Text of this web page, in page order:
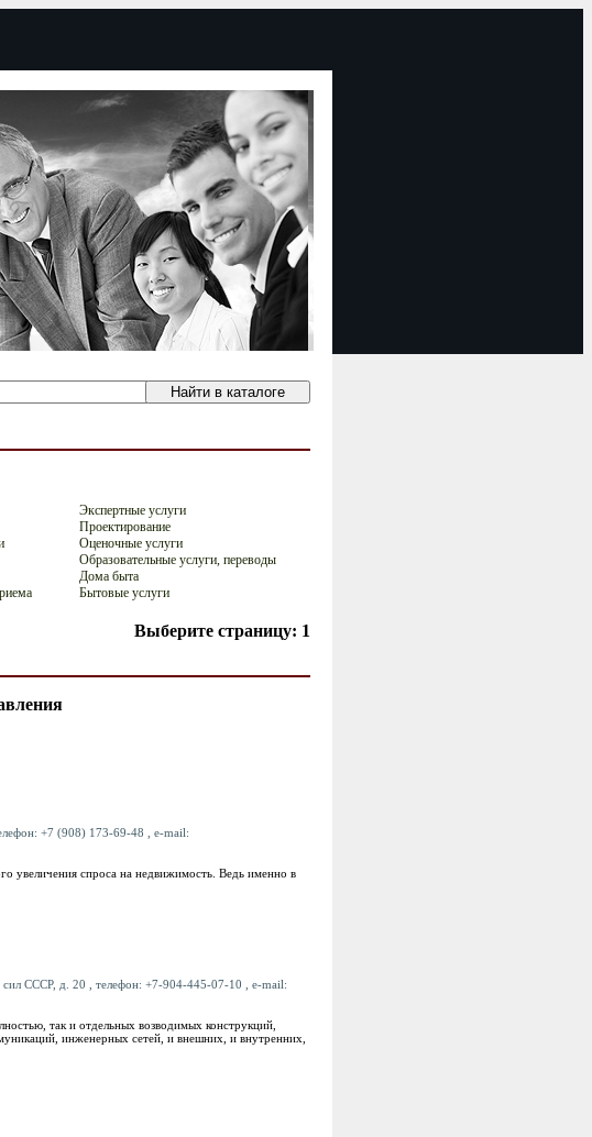
Экспертные услуги
Проектирование
Оценочные услуги
Образовательные услуги, переводы
Дома быта
Бытовые услуги
Выберите страницу: 1
+7 (908) 173-69-48 , e-mail:
увеличения спроса на недвижимость. Ведь именно в
СССР, д. 20 , телефон: +7-904-445-07-10 , e-mail:
так и отдельных возводимых конструкций,
инженерных сетей, и внешних, и внутренних,